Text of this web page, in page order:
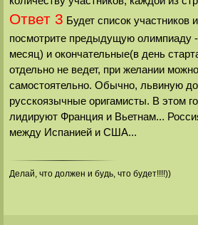
Ответ 3 Будет список участников
посмотрите предыдущую олимпиаду
месяц) и окончательные(в день
отдельно не ведет, при желании
самостоятельно. Обычно, львиную
русскоязычные оригамисты. В этом
лидируют Франция и Вьетнам...
между Испанией и США...
Делай, что должен и будь, что будет!!!!))